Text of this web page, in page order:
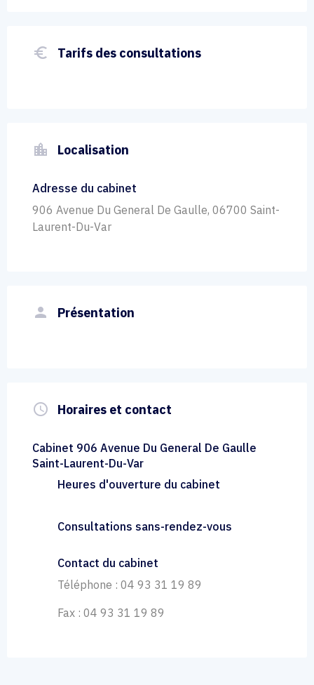
euro_symbol Tarifs des consultations
location_city Localisation
Adresse du cabinet
906 Avenue Du General De Gaulle, 06700 Saint-
Laurent-Du-Var
person Présentation
query_builder Horaires et contact
Cabinet 906 Avenue Du General De Gaulle
Saint-Laurent-Du-Var
Heures d'ouverture du cabinet
Consultations sans-rendez-vous
Contact du cabinet
Téléphone : 04 93 31 19 89
Fax : 04 93 31 19 89